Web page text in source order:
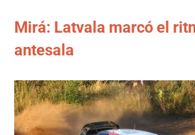
Mirá: Latvala marcó el
antesala